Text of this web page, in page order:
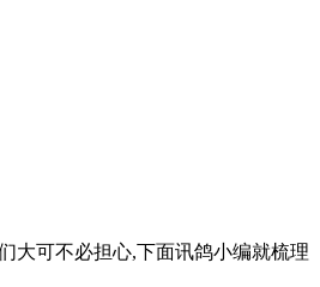
大可不必担心,下面讯鸽小编就梳理